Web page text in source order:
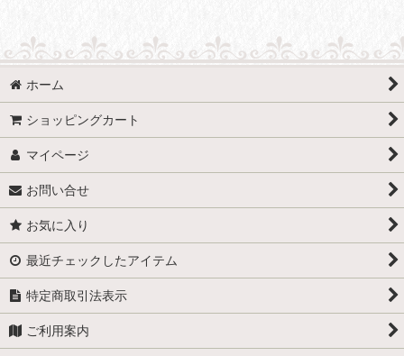
表示数:
ホーム
ショッピングカート
マイページ
お問い合せ
お気に入り
最近チェックしたアイテム
特定商取引法表示
ご利用案内